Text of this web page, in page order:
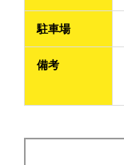
駐車場
備考